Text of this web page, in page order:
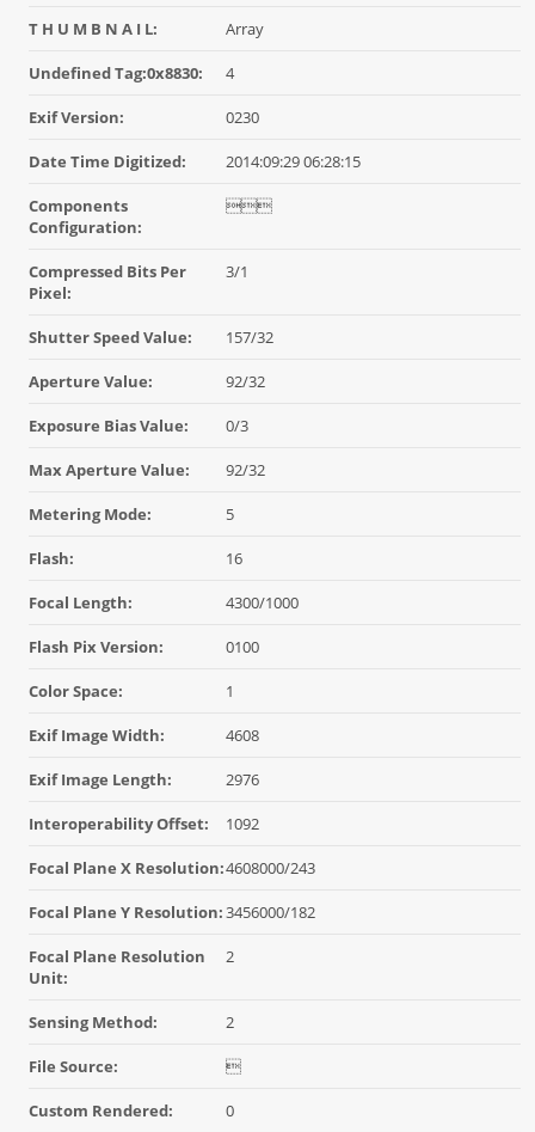
T H U M B N A I L: Array
Undefined Tag:0x8830: 4
Exif Version: 0230
Date Time Digitized: 2014:09:29 06:28:15
Components
Configuration:

Compressed Bits Per
Pixel:
3/1
Shutter Speed Value: 157/32
Aperture Value: 92/32
Exposure Bias Value: 0/3
Max Aperture Value: 92/32
Metering Mode: 5
Flash: 16
Focal Length: 4300/1000
Flash Pix Version: 0100
Color Space: 1
Exif Image Width: 4608
Exif Image Length: 2976
Interoperability Offset: 1092
Focal Plane X Resolution:4608000/243
Focal Plane Y Resolution:3456000/182
Focal Plane Resolution
Unit:
2
Sensing Method: 2
File Source: 
Custom Rendered: 0